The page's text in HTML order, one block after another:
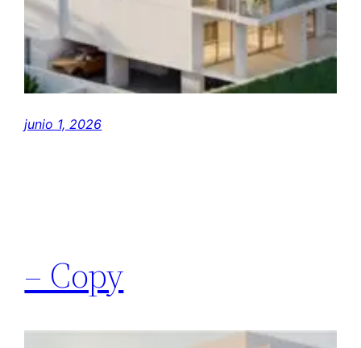
junio 1, 2026
– Copy